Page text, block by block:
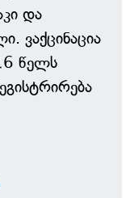
და
ვაქცინაცია
წელს